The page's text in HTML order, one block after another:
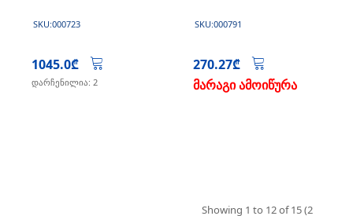
SKU:000723
1045.0₾
დარჩენილია: 2
SKU:000791
270.27₾
მარაგი ამოიწურა
Showing 1 to 12 of 15 (2